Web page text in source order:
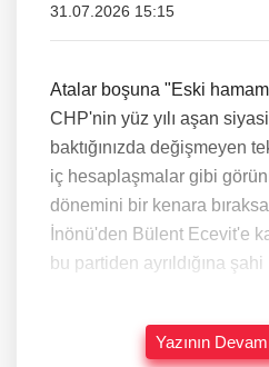
31.07.2026 15:15
Atalar boşuna "Eski
CHP'nin yüz yılı aşan
baktığınızda değişmeyen
iç hesaplaşmalar gibi
dönemini bir kenara
İnönü'den Bülent Ecevit'e
bu partiden ayrıldığına şahi
Yazının